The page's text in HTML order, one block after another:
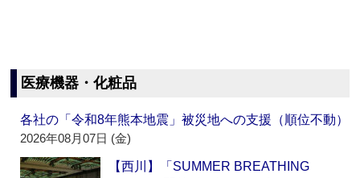
医療機器・化粧品
各社の「令和8年熊本地震」被災地への支援（順位不動）
2026年08月07日 (金)
【西川】「SUMMER BREATHING